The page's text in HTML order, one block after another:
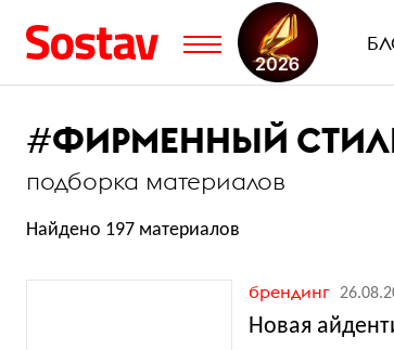
#ФИРМЕННЫЙ
подборка материалов
Найдено 197 материалов
брендинг
Новая